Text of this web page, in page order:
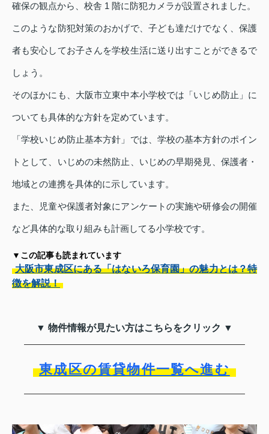
確保の観点から、校舎 1 階に防犯カメラが設置されました。
このような防犯対策のおかげで、子ども達だけでなく、保護
者も安心してお子さんを学校生活に送り出すことができるで
しょう。
そのほかにも、大阪市立東中本小学校では「いじめ防止」に
ついても具体的な方針を定めています。
「学校いじめ防止基本方針」では、学校の基本方針のポイン
トとして、いじめの未然防止、いじめの早期発見、保護者・
地域との連携を具体的に示しています。
また、児童や保護者対象にアンケートの実施や研修会の開催
など具体的な取り組みも計画してる小学校です。
▼この記事も読まれています
大阪市東成区にある「はないろ保育園」の魅力とは？特
徴を解説！
▼ 物件情報が見たい方はこちらをクリック ▼
東成区の賃貸物件一覧へ進む